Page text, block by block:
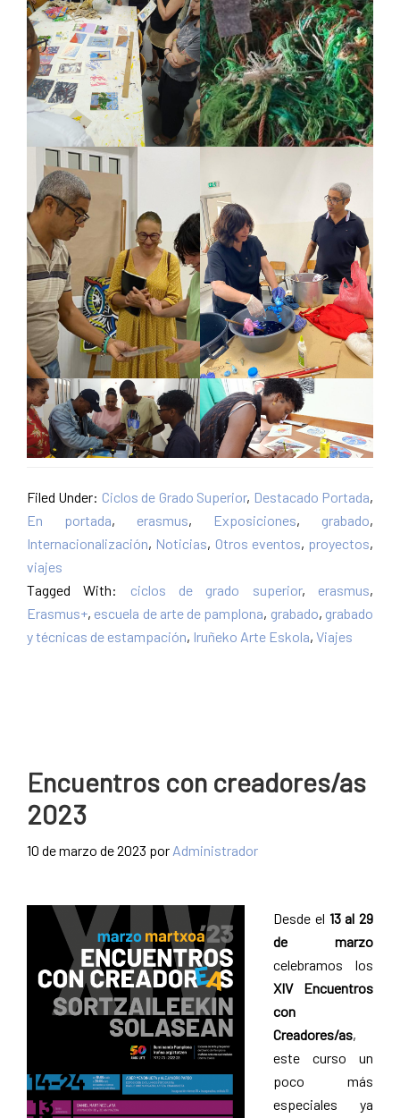
Filed Under: Ciclos de Grado Superior, Destacado Portada,
En portada, erasmus, Exposiciones, grabado,
Internacionalización, Noticias, Otros eventos, proyectos,
viajes
Tagged With: ciclos de grado superior, erasmus,
Erasmus+, escuela de arte de pamplona, grabado, grabado
y técnicas de estampación, Iruñeko Arte Eskola, Viajes
Encuentros con creadores/as
2023
10 de marzo de 2023 por Administrador
Desde el 13 al 29
de marzo
celebramos los
XIV Encuentros
con
Creadores/as,
este curso un
poco más
especiales ya